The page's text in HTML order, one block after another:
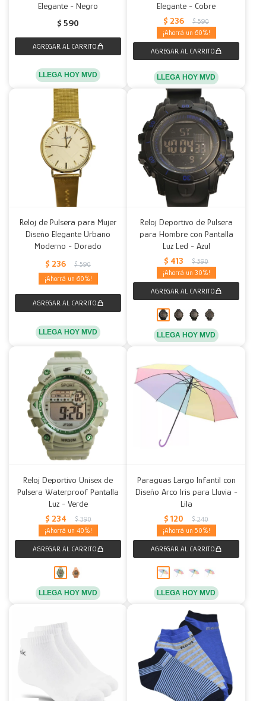
Elegante - Negro
$ 590
LLEGA HOY MVD
Elegante - Cobre
$ 236 $ 590
60
LLEGA HOY MVD
Reloj de Pulsera para Mujer
Diseño Elegante Urbano
Moderno - Dorado
$ 236 $ 590
60
LLEGA HOY MVD
Reloj Deportivo de Pulsera
para Hombre con Pantalla
Luz Led - Azul
$ 413 $ 590
30
LLEGA HOY MVD
Reloj Deportivo Unisex de
Pulsera Waterproof Pantalla
Luz - Verde
$ 234 $ 390
40
LLEGA HOY MVD
Paraguas Largo Infantil con
Diseño Arco Iris para Lluvia -
Lila
$ 120 $ 240
50
LLEGA HOY MVD